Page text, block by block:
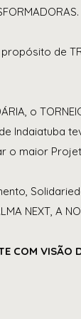
de
o
Indaiatuba
o maior
NEXT, A
COM VISÃO